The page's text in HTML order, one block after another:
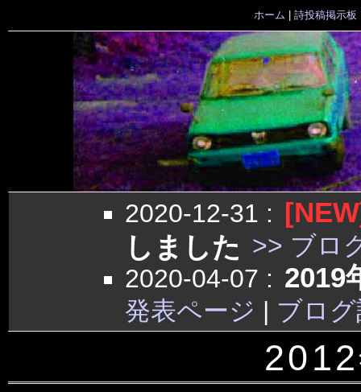
ホーム 詩投稿掲示板
2020-12-31 :
しました >> ブロ
2020-04-07 : 2019
発表ページ | ブロ